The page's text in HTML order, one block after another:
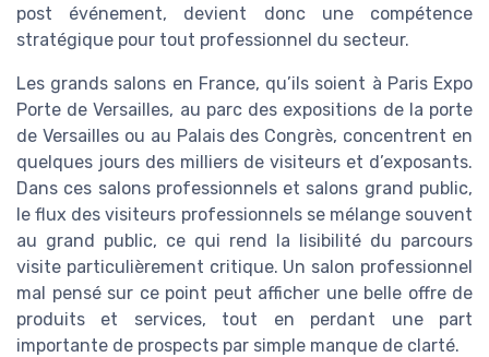
post événement, devient donc une compétence
stratégique pour tout professionnel du secteur.
Les grands salons en France, qu’ils soient à Paris Expo
Porte de Versailles, au parc des expositions de la porte
de Versailles ou au Palais des Congrès, concentrent en
quelques jours des milliers de visiteurs et d’exposants.
Dans ces salons professionnels et salons grand public,
le flux des visiteurs professionnels se mélange souvent
au grand public, ce qui rend la lisibilité du parcours
visite particulièrement critique. Un salon professionnel
mal pensé sur ce point peut afficher une belle offre de
produits et services, tout en perdant une part
importante de prospects par simple manque de clarté.